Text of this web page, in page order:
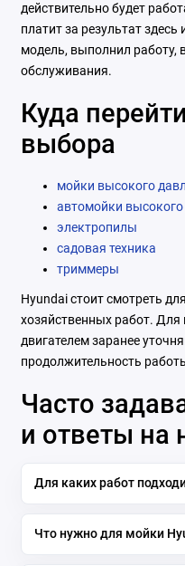
действительно будет
платит за результат
модель, выполнил работу,
обслуживания.
Куда
выбора
мойки высокого
автомойки высокого
электропилы
садовая техника
триммеры
Hyundai стоит смотреть
хозяйственных работ. Для
двигателем заранее
продолжительность
Часто
и ответы на
Для каких работ
Что нужно для мойки